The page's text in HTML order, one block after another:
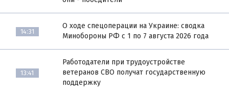
14:31
О ходе спецоперации на Украине: сводка
Минобороны РФ с 1 по 7 августа 2026 года
13:41
Работодатели при трудоустройстве
ветеранов СВО получат государственную
поддержку